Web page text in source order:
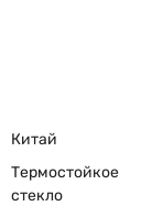
Китай
Термостойкое
стекло